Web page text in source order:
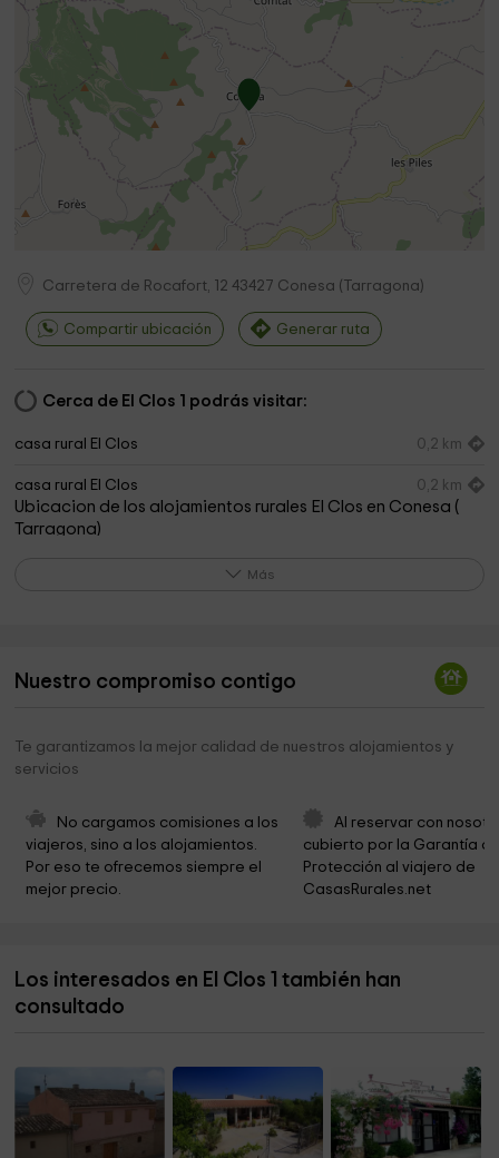
Carretera de Rocafort, 12 43427 Conesa ( Tarragona)
Compartir ubicación Generar ruta
Cerca de El Clos 1 podrás visitar:
casa rural El Clos 0,2 km
casa rural El Clos 0,2 km
Ubicacion de los alojamientos rurales El Clos en Conesa (
Tarragona)
CASA DE LA VILA i Antic forn de pa
Iglesia de Sant Pere 3,1 km
Iglesia de Santa Maria Assumpta
Obagues del Riu Corb 4,1 km
Ayuntamiento de Rocafort de Queralt 4,3 km
Iglesia de Sant Joan Baptista
Ayuntamiento de Les Piles
Más
Nuestro compromiso contigo
Te garantizamos la mejor calidad de nuestros alojamientos y
servicios
No cargamos comisiones a los
viajeros, sino a los alojamientos.
Por eso te ofrecemos siempre el
mejor precio.
Al reservar con
cubierto por la Garantía
Protección al viajero de
CasasRurales.net
Los interesados en El Clos 1 también han
consultado